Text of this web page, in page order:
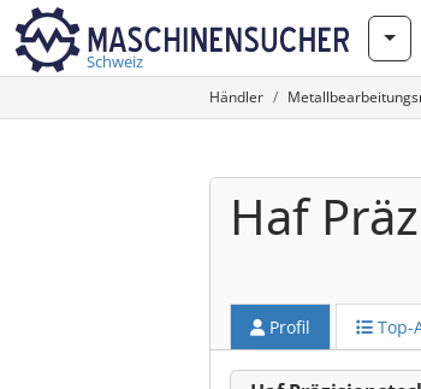
Schweiz
Händler
Haf
Profil Top-